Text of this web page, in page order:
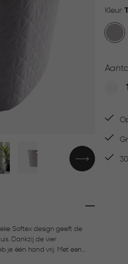
Kleur:
Taupe
Aantal
Softex design geeft de
je één hand vrij. Met een
was.Perfect te